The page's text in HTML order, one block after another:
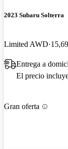
2023 Subaru Solterra
Limited AWD
Entrega a
El precio
Gran oferta